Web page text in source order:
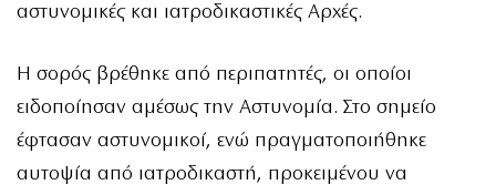
αστυνομικές και ιατροδικαστικές Αρχές.
Η σορός βρέθηκε από περιπατητές, οι οποίοι
ειδοποίησαν αμέσως την Αστυνομία. Στο σημείο
έφτασαν αστυνομικοί, ενώ πραγματοποιήθηκε
αυτοψία από ιατροδικαστή, προκειμένου να